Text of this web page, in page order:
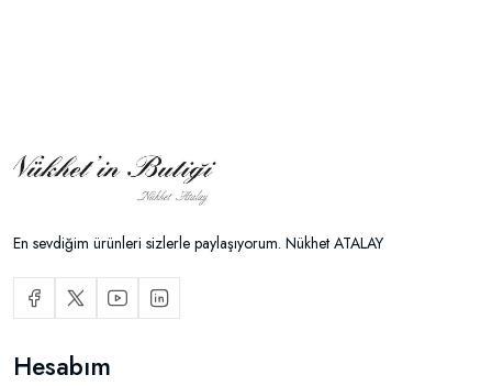
En sevdiğim ürünleri sizlerle paylaşıyorum. Nükhet ATALAY
Hesabım